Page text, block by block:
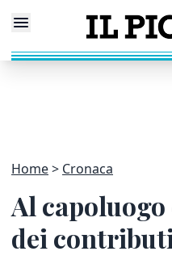
Home Cronaca
Al capoluogo
dei